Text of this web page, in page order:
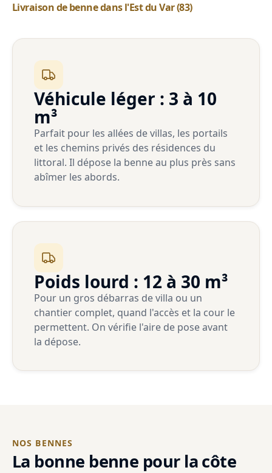
Livraison de benne dans l'Est du Var (83)
Véhicule léger : 3 à 10
m³
Parfait pour les allées de villas, les portails
et les chemins privés des résidences du
littoral. Il dépose la benne au plus près sans
abîmer les abords.
Poids lourd : 12 à 30 m³
Pour un gros débarras de villa ou un
chantier complet, quand l'accès et la cour le
permettent. On vérifie l'aire de pose avant
la dépose.
NOS BENNES
La bonne benne pour la côte